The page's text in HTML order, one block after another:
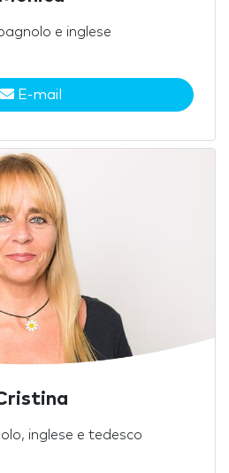
e inglese
E-mail
inglese e tedesco